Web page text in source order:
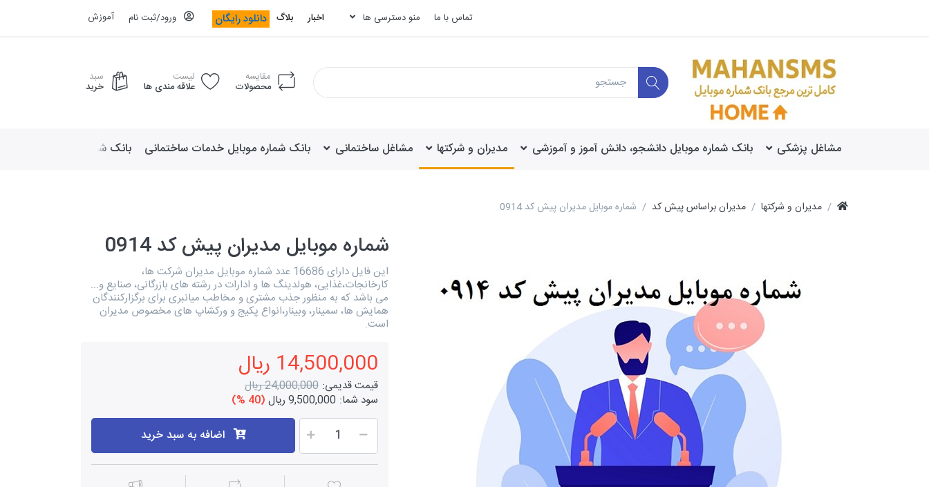
تماس با ما منو دسترسی ها اخبار بلاگ دانلود رایگان ورود/ثبت نام آموزش
مقایسه
محصولات
لیست
علاقه مندی ها
سبد
خرید
مشاغل پزشکی بانک شماره موبایل دانشجو، دانش آموز و آموزشی مدیران و شرکتها مشاغل ساختمانی بانک شماره موبایل خدمات ساختمانی بانک شماره موبایل لوازم
مدیران و شرکتها مدیران براساس پیش کد شماره موبایل مدیران پیش کد 0914
شماره موبایل مدیران پیش کد 0914
این فایل دارای 16686 عدد شماره موبایل مدیران شرکت ها،
کارخانجات،غذایی، هولدینگ ها و ادارات در رشته های بازرگانی، صنایع و...
می باشد که به منظور جذب مشتری و مخاطب میانبری برای برگزارکنندگان
همایش ها، سمینار، وبینار،انواع پکیج و ورکشاپ های مخصوص مدیران
است.
14,500,000 ریال
قیمت قدیمی: 24,000,000 ریال
سود شما: 9,500,000 ریال (40 %)
اضافه به سبد خرید